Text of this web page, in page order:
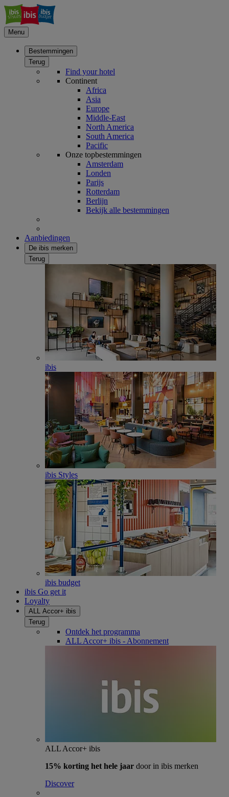
Menu
Bestemmingen
Terug
Find your hotel
Continent
Africa
Asia
Europe
Middle-East
North America
South America
Pacific
Onze topbestemmingen
Amsterdam
Londen
Parijs
Rotterdam
Berlijn
Bekijk alle bestemmingen
Aanbiedingen
De ibis merken
Terug
ibis
ibis Styles
ibis budget
ibis Go get it
Loyalty
ALL Accor+ ibis
Terug
Ontdek het programma
ALL Accor+ ibis - Abonnement
ALL Accor+ ibis
15% korting het hele jaar door in ibis merken
Discover